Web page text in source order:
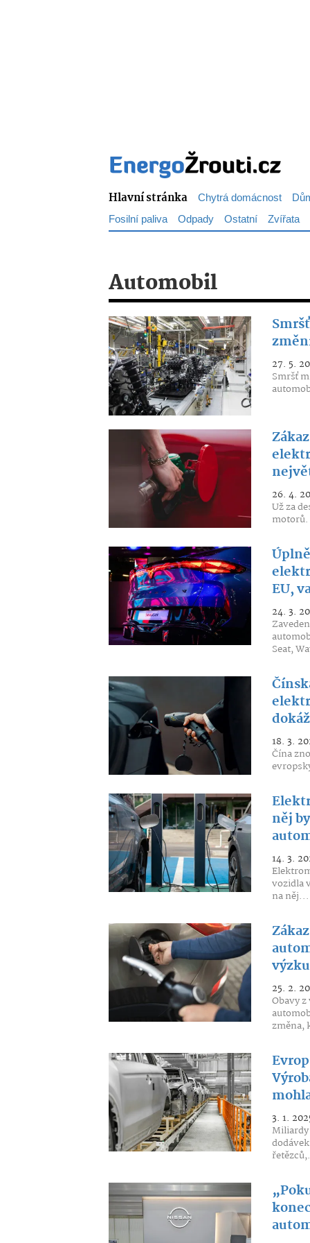
Hlavní stránka Chytrá domácnost
Fosilní paliva Odpady Ostatní Zvířata
Automobil
27. 5.
Smršť
26. 4.
Už za
motorů.
EU,
24. 3.
Seat,
18. 3.
Čína
něj
14. 3.
vozidla
na něj...
25. 2.
Obavy
změna,
3. 1.